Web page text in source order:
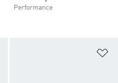
Performance